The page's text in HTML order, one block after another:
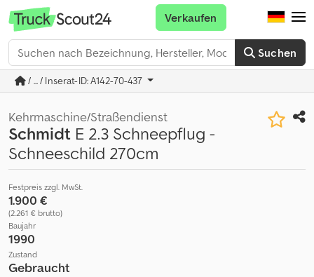
Suchen
Verkaufen
/ ... / Inserat-ID: A142-70-437
Kehrmaschine/Straßendienst
Schmidt E 2.3 Schneepflug -
Schneeschild 270cm
Festpreis zzgl. MwSt.
1.900 €
(2.261 € brutto)
Baujahr
1990
Zustand
Gebraucht